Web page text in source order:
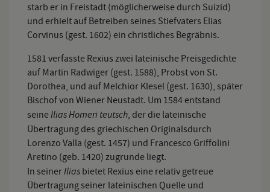
starb er in Freistadt (möglicherweise durch Suizid)
und erhielt auf Betreiben seines Stiefvaters Elias
Corvinus (gest. 1602) ein christliches Begräbnis.
1581 verfasste Rexius zwei lateinische Preisgedichte
auf Martin Radwiger (gest. 1588), Probst von St.
Dorothea, und auf Melchior Klesel (gest. 1630), später
Bischof von Wiener Neustadt. Um 1584 entstand
seineIlias Homeri teutsch, der die lateinische
Übertragung des griechischen Originalsdurch
Lorenzo Valla (gest. 1457) und Francesco Griffolini
Aretino (geb. 1420) zugrunde liegt.
In seinerIlias bietet Rexius eine relativ getreue
Übertragung seiner lateinischen Quelle und